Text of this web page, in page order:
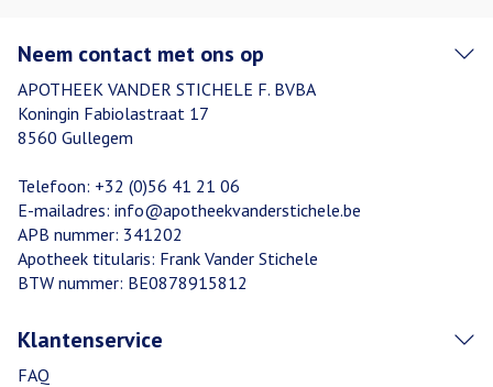
Neem contact met ons op
APOTHEEK VANDER STICHELE F. BVBA
Koningin Fabiolastraat 17
8560 Gullegem
Telefoon: +32 (0)56 41 21 06
E-mailadres: info@apotheekvanderstichele.be
APB nummer: 341202
Apotheek titularis: Frank Vander Stichele
BTW nummer: BE0878915812
Klantenservice
FAQ